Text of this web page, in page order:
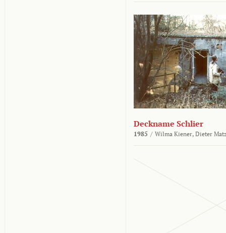
Deckname Schlier
1985 / Wilma Kiener, Dieter